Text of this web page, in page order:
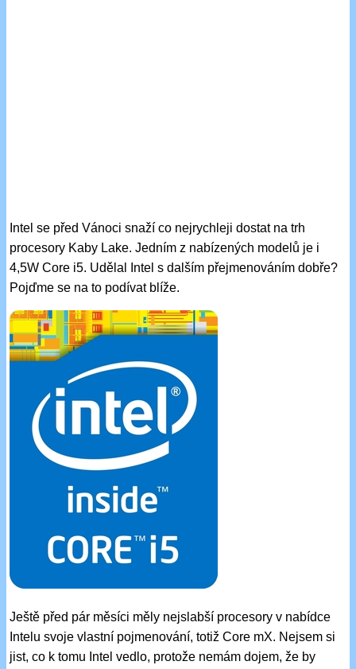
Intel se před Vánoci snaží co nejrychleji dostat na trh
procesory Kaby Lake. Jedním z nabízených modelů je i
4,5W Core i5. Udělal Intel s dalším přejmenováním dobře?
Pojďme se na to podívat blíže.
Ještě před pár měsíci měly nejslabší procesory v nabídce
Intelu svoje vlastní pojmenování, totiž Core mX. Nejsem si
jist, co k tomu Intel vedlo, protože nemám dojem, že by